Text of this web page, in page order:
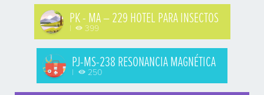
PK - MA – 229 HOTEL PARA INSECTOS
| 399
PJ-MS-238 RESONANCIA MAGNÉTICA
| 250